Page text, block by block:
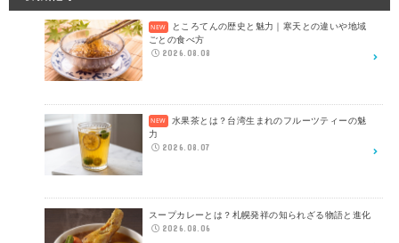
ところてんの歴史と魅力｜寒天との違いや地域
ごとの食べ方
2026.08.08
水果茶とは？台湾生まれのフルーツティーの魅
力
2026.08.07
スープカレーとは？札幌発祥の知られざる物語と進化
2026.08.06